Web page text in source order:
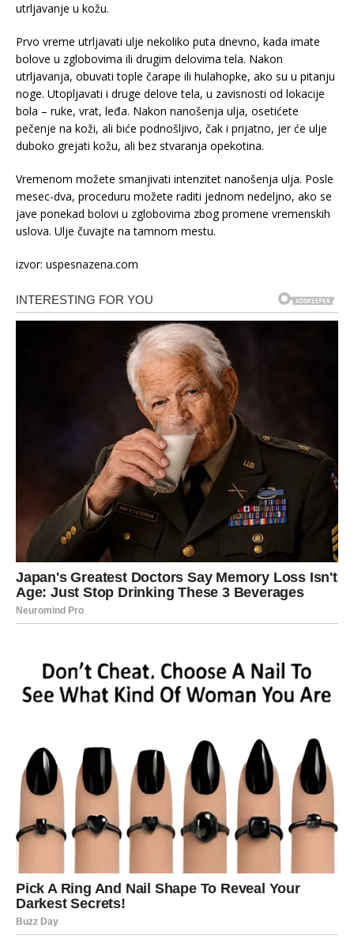
utrljavanje u kožu.
Prvo vreme utrljavati ulje nekoliko puta dnevno, kada imate
bolove u zglobovima ili drugim delovima tela. Nakon
utrljavanja, obuvati tople čarape ili hulahopke, ako su u pitanju
noge. Utopljavati i druge delove tela, u zavisnosti od lokacije
bola – ruke, vrat, leđa. Nakon nanošenja ulja, osetićete
pečenje na koži, ali biće podnošljivo, čak i prijatno, jer će ulje
duboko grejati kožu, ali bez stvaranja opekotina.
Vremenom možete smanjivati intenzitet nanošenja ulja. Posle
mesec-dva, proceduru možete raditi jednom nedeljno, ako se
jave ponekad bolovi u zglobovima zbog promene vremenskih
uslova. Ulje čuvajte na tamnom mestu.
izvor: uspesnazena.com